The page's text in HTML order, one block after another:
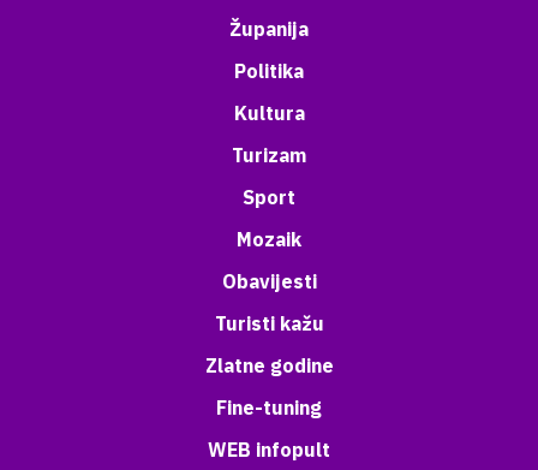
Županija
Politika
Kultura
Turizam
Sport
Mozaik
Obavijesti
Turisti kažu
Zlatne godine
Fine-tuning
WEB infopult